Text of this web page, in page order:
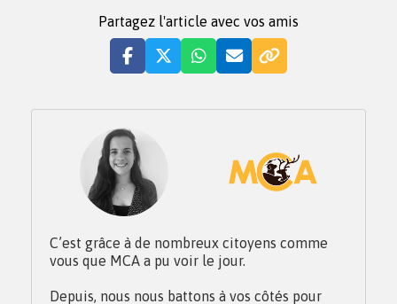
Partagez l'article avec vos amis
C’est grâce à de nombreux citoyens comme
vous que MCA a pu voir le jour.
Depuis, nous nous battons à vos côtés pour